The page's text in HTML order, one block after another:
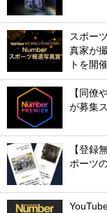
スポー
真家が
トを開
【同僚
が募集
【登録
ポーツ